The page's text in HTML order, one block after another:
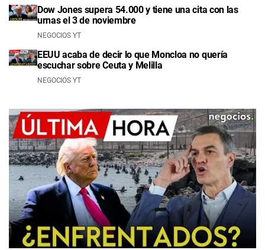
Dow Jones supera 54.000 y tiene una cita con las
urnas el 3 de noviembre
NEGOCIOS YT
EEUU acaba de decir lo que Moncloa no quería
escuchar sobre Ceuta y Melilla
NEGOCIOS YT